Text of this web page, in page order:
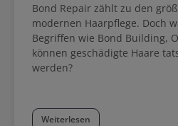
Bond Repair zählt zu den
modernen Haarpflege. Doch
Begriffen wie Bond Building,
können geschädigte Haare
werden?
Weiterlesen